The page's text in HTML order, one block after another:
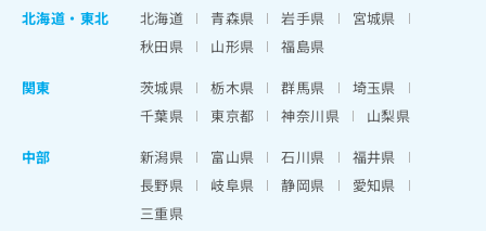
北海道 ・ 東北 北海道 青森県 岩手県
宮城県
秋田県
山形県
福島県
関東
茨城県 栃木県 群馬県
埼玉県
千葉県
東京都 神奈川県
山梨県
中部
新潟県 富山県 石川県
福井県
長野県
岐阜県 静岡県
愛知県
三重県